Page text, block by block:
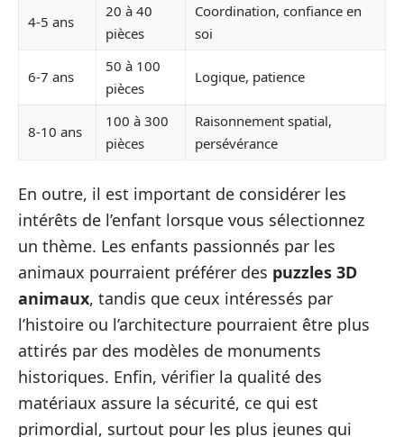
4-5 ans
20 à 40
pièces
Coordination, confiance en
soi
6-7 ans
50 à 100
pièces
Logique, patience
8-10 ans
100 à 300
pièces
Raisonnement spatial,
persévérance
En outre, il est important de considérer les
intérêts de l’enfant lorsque vous sélectionnez
un thème. Les enfants passionnés par les
animaux pourraient préférer des puzzles 3D
animaux, tandis que ceux intéressés par
l’histoire ou l’architecture pourraient être plus
attirés par des modèles de monuments
historiques. Enfin, vérifier la qualité des
matériaux assure la sécurité, ce qui est
primordial, surtout pour les plus jeunes qui